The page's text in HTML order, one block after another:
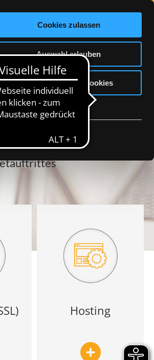
Cookies zulassen
Auswahl erlauben
Nur notwendige Cookies
ONPAGE EXTRAS
Hosting